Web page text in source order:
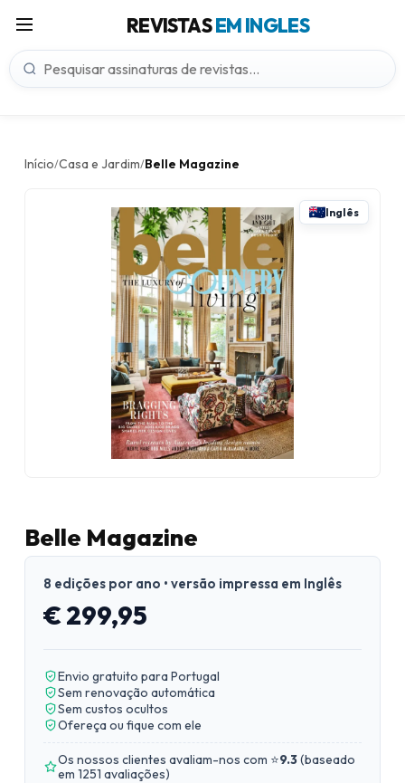
REVISTASEM INGLES
Início/Casa e Jardim/Belle Magazine
Inglês
Belle Magazine
8 edições por ano • versão impressa em Inglês
€ 299,95
Envio gratuito para Portugal
Sem renovação automática
Sem custos ocultos
Ofereça ou fique com ele
Os nossos clientes avaliam-nos com ⭐9.3(baseado
em 1251 avaliações)